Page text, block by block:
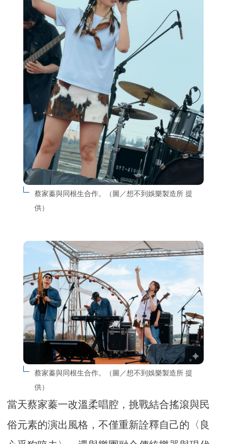
蔡家蓁與同根生合作。（圖／想不到娛樂製造所 提
供）
蔡家蓁與同根生合作。（圖／想不到娛樂製造所 提
供）
當天蔡家蓁一改溫柔唱腔，挑戰結合搖滾與民
俗元素的演出風格，不僅重新詮釋自己的〈良